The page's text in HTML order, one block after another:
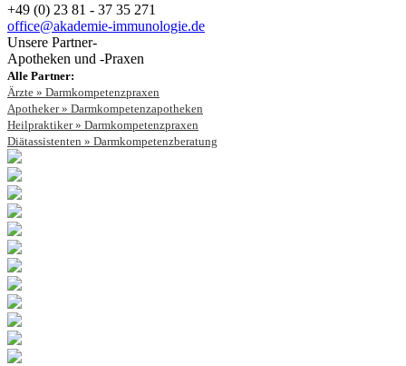
+49 (0) 23 81 - 37 35 271
office@akademie-immunologie.de
Unsere Partner-
Apotheken und -Praxen
Alle Partner:
Ärzte » Darmkompetenzpraxen
Apotheker » Darmkompetenzapotheken
Heilpraktiker » Darmkompetenzpraxen
Diätassistenten » Darmkompetenzberatung